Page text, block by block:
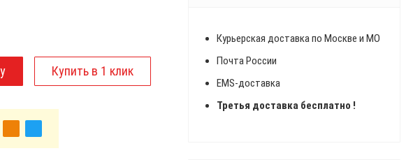
Курьерская доставка по Москве и МО
Почта России
EMS-доставка
Третья доставка бесплатно !